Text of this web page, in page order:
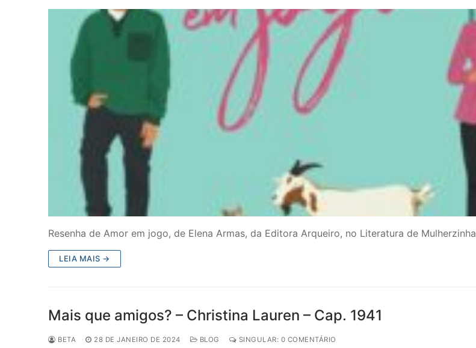
Resenha de Amor em jogo, de Elena Armas, da Editora Arqueiro, no Literatura de Mulherzinha
LEIA MAIS →
Mais que amigos? – Christina Lauren – Cap. 1941
BETA 28 DE JANEIRO DE 2024 BLOG SINGULAR: 0 COMENTÁRIO